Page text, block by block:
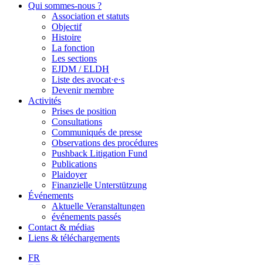
Qui sommes-nous ?
Association et statuts
Objectif
Histoire
La fonction
Les sections
EJDM / ELDH
Liste des avocat·e·s
Devenir membre
Activités
Prises de position
Consultations
Communiqués de presse
Observations des procédures
Pushback Litigation Fund
Publications
Plaidoyer
Finanzielle Unterstützung
Événements
Aktuelle Veranstaltungen
événements passés
Contact & médias
Liens & téléchargements
FR